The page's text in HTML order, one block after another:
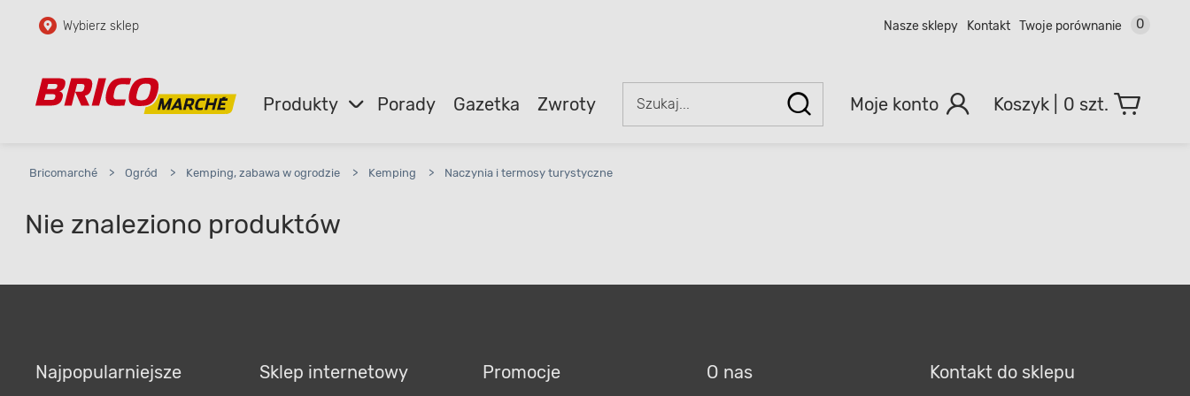
Przejdź do głównej zawartości
Przejdź do wyszukiwarki
Wybierz sklep Nasze sklepy Kontakt Twoje porównanie 0
Produkty Porady Gazetka Zwroty Moje konto 0 szt.
Bricomarché > Ogród > Kemping, zabawa w ogrodzie > Kemping > Naczynia i termosy turystyczne
Nie znaleziono produktów
Najpopularniejsze Sklep internetowy Promocje O nas Kontakt do sklepu